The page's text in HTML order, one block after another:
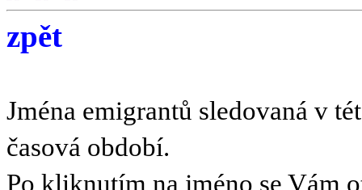
zpět
Jména emigrantů sledovaná v
časová období.
Po kliknutím na jméno se Vám